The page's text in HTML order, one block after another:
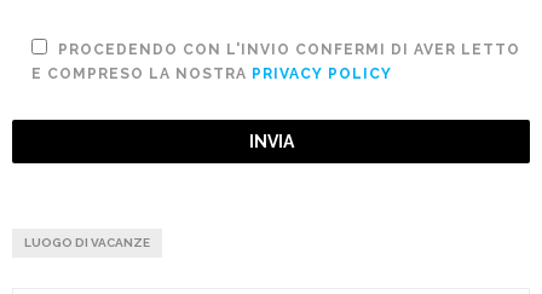
PROCEDENDO CON L'INVIO CONFERMI DI AVER LETTO
E COMPRESO LA NOSTRA PRIVACY POLICY
LUOGO DI VACANZE